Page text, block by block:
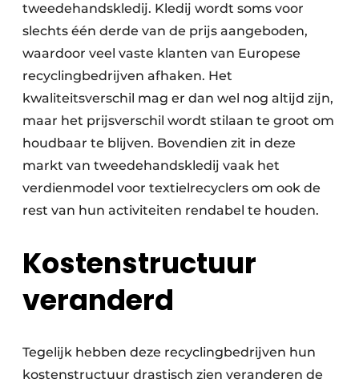
tweedehandskledij. Kledij wordt soms voor
slechts één derde van de prijs aangeboden,
waardoor veel vaste klanten van Europese
recyclingbedrijven afhaken. Het
kwaliteitsverschil mag er dan wel nog altijd zijn,
maar het prijsverschil wordt stilaan te groot om
houdbaar te blijven. Bovendien zit in deze
markt van tweedehandskledij vaak het
verdienmodel voor textielrecyclers om ook de
rest van hun activiteiten rendabel te houden.
Kostenstructuur
veranderd
Tegelijk hebben deze recyclingbedrijven hun
kostenstructuur drastisch zien veranderen de